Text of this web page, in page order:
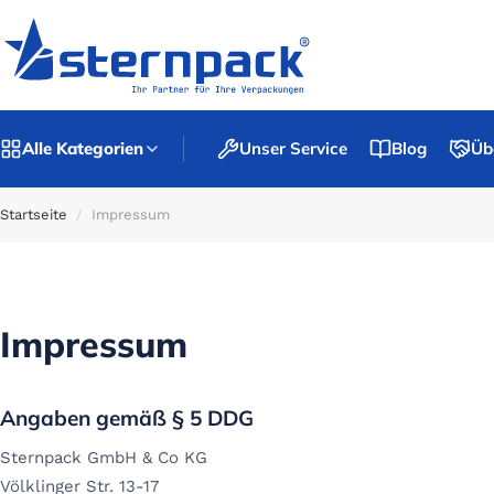
Alle Kategorien Unser Service Blog
Startseite / Impressum
Impressum
Angaben gemäß § 5 DDG
Sternpack GmbH & Co KG
Völklinger Str. 13-17